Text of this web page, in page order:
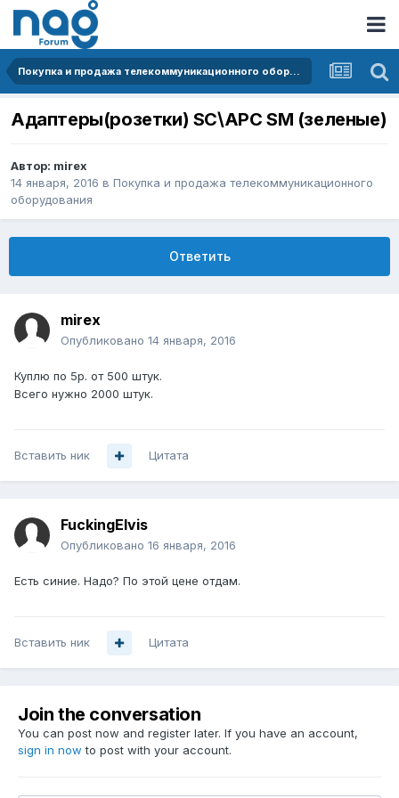
Покупка и продажа телекоммуникационного оборудования
Адаптеры(розетки) SC\APC SM (зеленые)
Автор: mirex
14 января, 2016 в Покупка и продажа телекоммуникационного
оборудования
Ответить
mirex
Опубликовано 14 января, 2016
Куплю по 5р. от 500 штук.
Всего нужно 2000 штук.
Вставить ник Цитата
FuckingElvis
Опубликовано 16 января, 2016
Есть синие. Надо? По этой цене отдам.
Вставить ник Цитата
Join the conversation
You can post now and register later. If you have an account,
sign in now to post with your account.